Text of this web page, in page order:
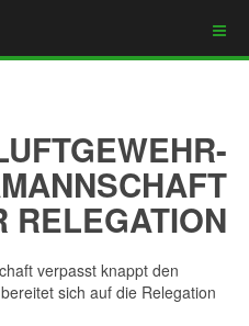
RELEGATION
verpasst knappt den
sich auf die Relegation